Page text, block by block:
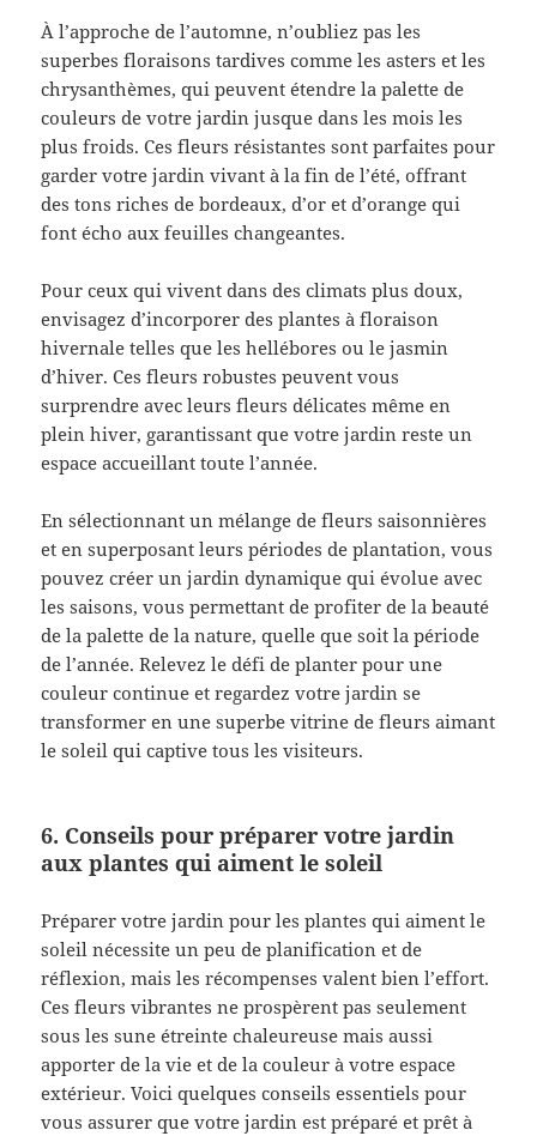
À l’approche de l’automne, n’oubliez pas les
superbes floraisons tardives comme les asters et les
chrysanthèmes, qui peuvent étendre la palette de
couleurs de votre jardin jusque dans les mois les
plus froids. Ces fleurs résistantes sont parfaites pour
garder votre jardin vivant à la fin de l’été, offrant
des tons riches de bordeaux, d’or et d’orange qui
font écho aux feuilles changeantes.
Pour ceux qui vivent dans des climats plus doux,
envisagez d’incorporer des plantes à floraison
hivernale telles que les hellébores ou le jasmin
d’hiver. Ces fleurs robustes peuvent vous
surprendre avec leurs fleurs délicates même en
plein hiver, garantissant que votre jardin reste un
espace accueillant toute l’année.
En sélectionnant un mélange de fleurs saisonnières
et en superposant leurs périodes de plantation, vous
pouvez créer un jardin dynamique qui évolue avec
les saisons, vous permettant de profiter de la beauté
de la palette de la nature, quelle que soit la période
de l’année. Relevez le défi de planter pour une
couleur continue et regardez votre jardin se
transformer en une superbe vitrine de fleurs aimant
le soleil qui captive tous les visiteurs.
6. Conseils pour préparer votre jardin
aux plantes qui aiment le soleil
Préparer votre jardin pour les plantes qui aiment le
soleil nécessite un peu de planification et de
réflexion, mais les récompenses valent bien l’effort.
Ces fleurs vibrantes ne prospèrent pas seulement
sous les sune étreinte chaleureuse mais aussi
apporter de la vie et de la couleur à votre espace
extérieur. Voici quelques conseils essentiels pour
vous assurer que votre jardin est préparé et prêt à